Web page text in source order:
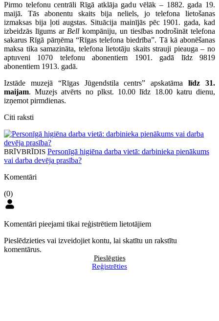
Pirmo telefonu centrāli Rīgā atklāja gadu vēlāk – 1882. gada 19.
maijā. Tās abonentu skaits bija neliels, jo telefona lietošanas
izmaksas bija ļoti augstas. Situācija mainījās pēc 1901. gada, kad
izbeidzās līgums arBell kompāniju, un tiesības nodrošināt telefona
sakarus Rīgā pārņēma “Rīgas telefona biedrība”. Tā kā abonēšanas
maksa tika samazināta, telefona lietotāju skaits strauji pieauga – no
aptuveni 1070 telefonu abonentiem 1901. gadā līdz 9819
abonentiem 1913. gadā.
Izstāde muzejā “Rīgas Jūgendstila centrs” apskatāmalīdz 31.
maijam. Muzejs atvērts no plkst. 10.00 līdz 18.00 katru dienu,
izņemot pirmdienas.
Citi raksti
BRĪVBRĪDIS Personīgā higiēna darba vietā: darbinieka pienākums
vai darba devēja prasība?
Komentāri
(0)
Komentāri pieejami tikai reģistrētiem lietotājiem
Pieslēdzieties vai izveidojiet kontu, lai skatītu un rakstītu
komentārus.
Pieslēgties
Reģistrēties